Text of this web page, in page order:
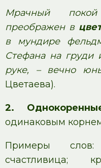
Мрачный
преображен в
в мундире
Стефана на груди
руке, – вечно
Цветаева).
2.
одинаковым
Примеры слов:
счастливица;